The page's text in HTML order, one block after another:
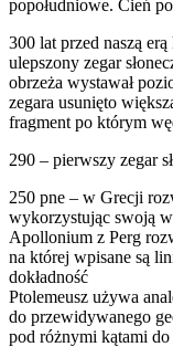
popołudniowe. Cień
300 lat przed naszą
ulepszony zegar
obrzeża wystawał
zegara usunięto
fragment po którym
290 – pierwszy zegar
250 pne – w Grecji
wykorzystując swoją
Apollonium z Perg
na której wpisane są
dokładność
Ptolemeusz używa
do przewidywanego
pod różnymi kątami